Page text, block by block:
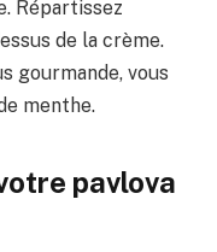
Répartissez
de la crème.
gourmande, vous
menthe.
pavlova